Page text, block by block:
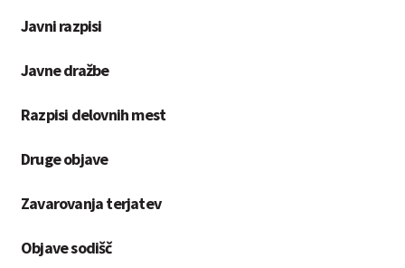
Javni razpisi
Javne dražbe
Razpisi delovnih mest
Druge objave
Zavarovanja terjatev
Objave sodišč